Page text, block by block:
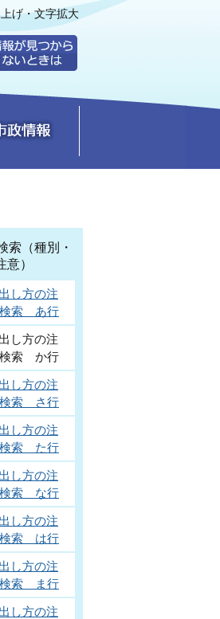
げ・文字拡大
索（種別・
意）
し方の注
索 あ行
し方の注
索 か行
し方の注
索 さ行
し方の注
索 た行
し方の注
索 な行
し方の注
索 は行
し方の注
索 ま行
し方の注